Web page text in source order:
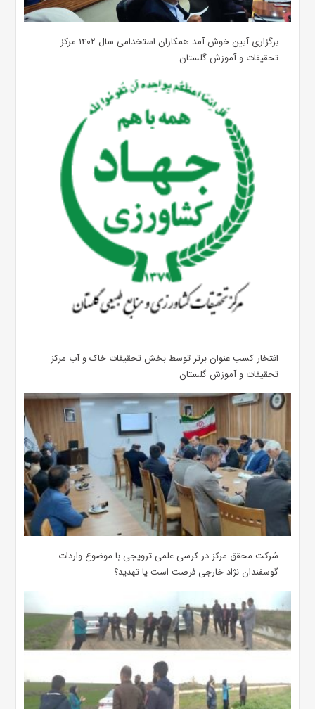
برگزاری آیین خوش آمد همکاران استخدامی سال ۱۴۰۲ مرکز
تحقیقات و آموزش گلستان
افتخار کسب عنوان برتر توسط بخش تحقیقات خاک و آب مرکز
تحقیقات و آموزش گلستان
شرکت محقق مرکز در کرسی علمی-ترویجی با موضوع واردات
گوسفندان نژاد خارجی فرصت است یا تهدید؟